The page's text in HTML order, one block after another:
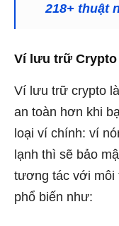
218+ thuật
Ví lưu trữ Crypto
Ví lưu trữ crypto
an toàn hơn khi
loại ví chính: ví
lạnh thì sẽ bảo
tương tác với môi
phổ biến như: